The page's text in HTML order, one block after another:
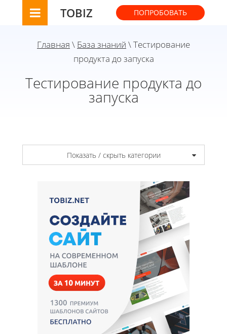
TOBIZ ПОПРОБОВАТЬ
Главная \ База знаний \ Тестирование
продукта до запуска
Тестирование продукта до
запуска
Показать / скрыть категории